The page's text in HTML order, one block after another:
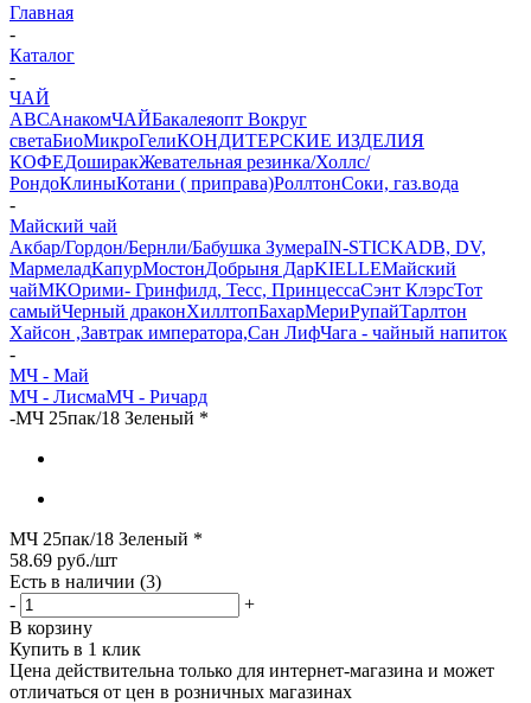
Главная
-
Каталог
-
ЧАЙ
АВСАнакомЧАЙБакалеяопт Вокруг
светаБиоМикроГелиКОНДИТЕРСКИЕ ИЗДЕЛИЯ
КОФЕДоширакЖевательная резинка/Холлс/
РондоКлиныКотани ( приправа)РоллтонСоки, газ.вода
-
Майский чай
Акбар/Гордон/Бернли/Бабушка ЗумераIN-STICKADB, DV,
МармеладКапурМостонДобрыня ДарKIELLEМайский
чайМКОрими- Гринфилд, Тесс, ПринцессаСэнт КлэрсТот
самыйЧерный драконХиллтопБахарМериРупайТарлтон
Хайсон ,Завтрак императора,Сан ЛифЧага - чайный напиток
-
МЧ - Май
МЧ - ЛисмаМЧ - Ричард
-МЧ 25пак/18 Зеленый *
МЧ 25пак/18 Зеленый *
58.69 руб./шт
Есть в наличии (3)
-
+
В корзину
Купить в 1 клик
Цена действительна только для интернет-магазина и может
отличаться от цен в розничных магазинах